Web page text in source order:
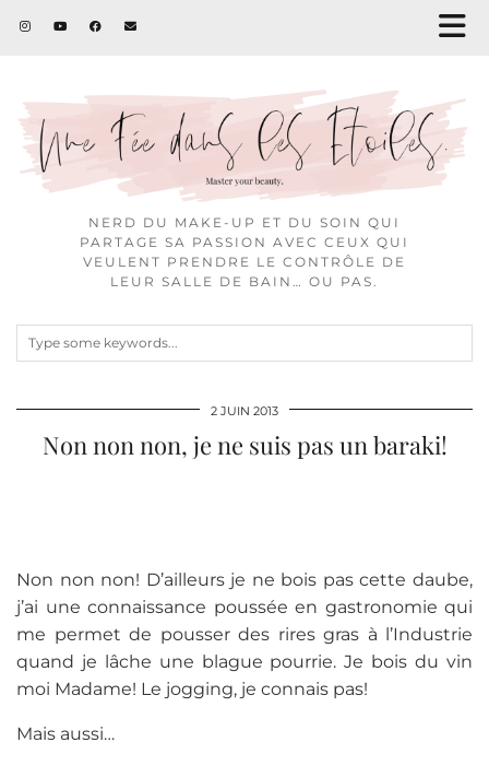
NERD DU MAKE-UP ET DU SOIN QUI
PARTAGE SA PASSION AVEC CEUX QUI
VEULENT PRENDRE LE CONTRÔLE DE
LEUR SALLE DE BAIN… OU PAS.
2 JUIN 2013
Non non non, je ne suis pas un baraki!
Non non non! D’ailleurs je ne bois pas cette daube,
j’ai une connaissance poussée en gastronomie qui
me permet de pousser des rires gras à l’Industrie
quand je lâche une blague pourrie. Je bois du vin
moi Madame! Le jogging, je connais pas!
Mais aussi…